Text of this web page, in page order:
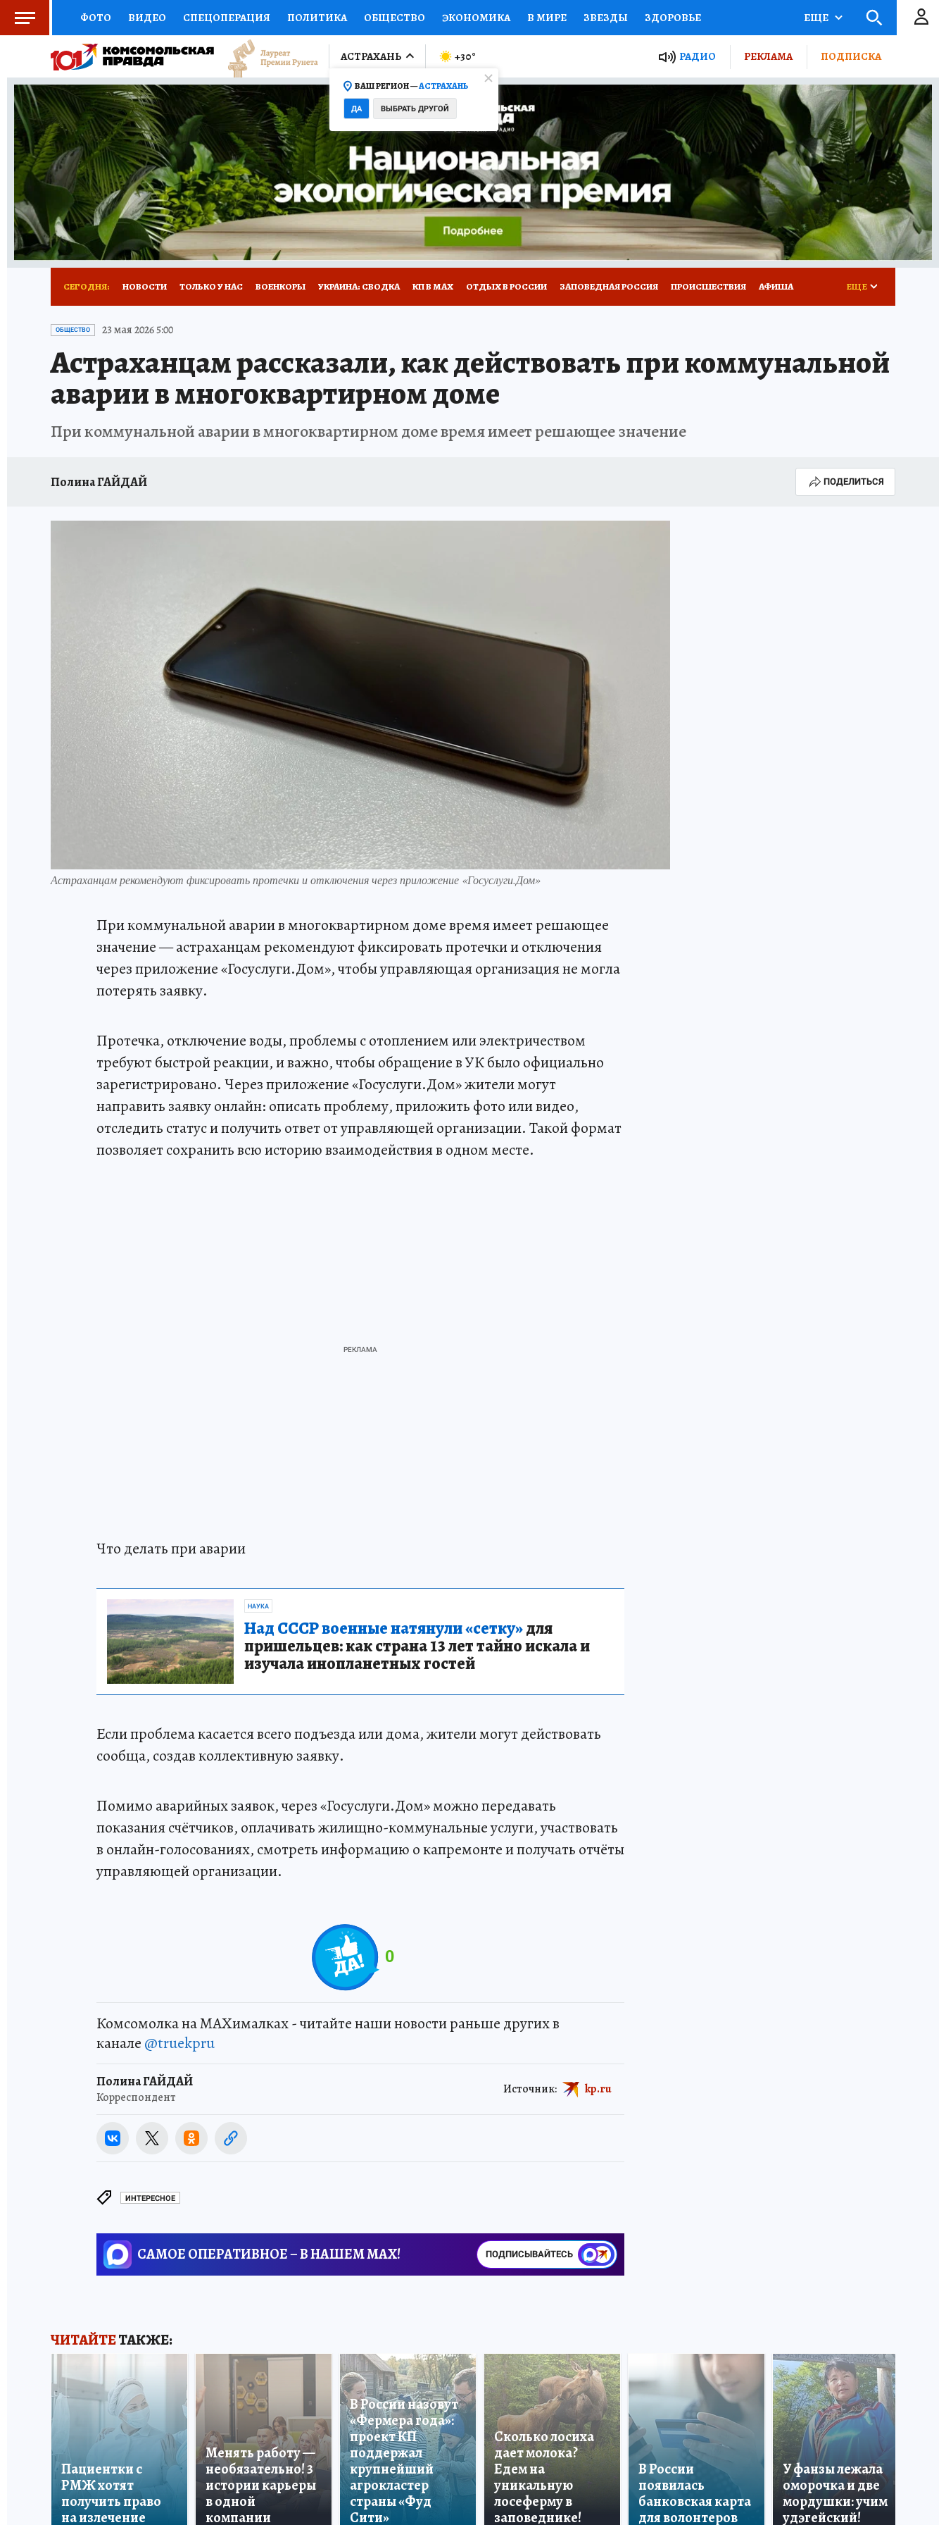
ФОТО ВИДЕО СПЕЦОПЕРАЦИЯ ПОЛИТИКА ОБЩЕСТВО ЭКОНОМИКА В МИРЕ ЗВЕЗДЫ ЗДОРОВЬЕ
СОЦПОДДЕРЖКА НАУКА СПОРТ КОЛУМНИСТЫ ПРОИСШЕСТВИЯ НАЦИОНАЛЬНЫЕ ПРОЕКТЫ РОССИИ
ВЫБОР ЭКСПЕРТОВ ДОКТОР ФИНАНСЫ ОТКРЫВАЕМ МИР Я ЗНАЮ СЕМЬЯ ЖЕНСКИЕ СЕКРЕТЫ ПУТЕВОДИТЕЛЬ
КНИЖНАЯ ПОЛКА ПРОГНОЗЫ НА СПОРТ ПРОМОКОДЫ СЕРИАЛЫ СПЕЦПРОЕКТЫ ДЕФИЦИТ ЖЕЛЕЗА ТУРИЗМ
ПРЕСС-ЦЕНТР НЕДВИЖИМОСТЬ ТЕЛЕВИЗОР КОЛЛЕКЦИИ КОНКУРСЫ РАБОТА У НАС ГИД ПОТРЕБИТЕЛЯ ВСЕ О КП
РАДИО КП РЕКЛАМА ТЕСТЫ НОВОЕ НА САЙТЕ
ЕЩЕ
АСТРАХАНЬ
ВАШ РЕГИОН —АСТРАХАНЬ
ДА ВЫБРАТЬ ДРУГОЙ
+30° РАДИО РЕКЛАМА ПОДПИСКА
СЕГОДНЯ: НОВОСТИ ТОЛЬКО У НАС ВОЕНКОРЫ УКРАИНА: СВОДКА КП В МАХ ОТДЫХ В РОССИИ ЗАПОВЕДНАЯ РОССИЯ ПРОИСШЕСТВИЯ АФИША
ИСПЫТАНО НА СЕБЕ
ЕЩЕ
ОБЩЕСТВО 23 мая 2026 5:00
Астраханцам рассказали, как действовать при коммунальной
аварии в многоквартирном доме
При коммунальной аварии в многоквартирном доме время имеет решающее значение
Полина ГАЙДАЙ ПОДЕЛИТЬСЯ
Астраханцам рекомендуют фиксировать протечки и отключения через приложение «Госуслуги.Дом»
При коммунальной аварии в многоквартирном доме время имеет решающее
значение — астраханцам рекомендуют фиксировать протечки и отключения
через приложение «Госуслуги.Дом», чтобы управляющая организация не могла
потерять заявку.
Протечка, отключение воды, проблемы с отоплением или электричеством
требуют быстрой реакции, и важно, чтобы обращение в УК было официально
зарегистрировано. Через приложение «Госуслуги.Дом» жители могут
направить заявку онлайн: описать проблему, приложить фото или видео,
отследить статус и получить ответ от управляющей организации. Такой формат
позволяет сохранить всю историю взаимодействия в одном месте.
Что делать при аварии
НАУКА
Над СССР военные натянули «сетку»для
пришельцев: как страна 13 лет тайно искала и
изучала инопланетных гостей
Если проблема касается всего подъезда или дома, жители могут действовать
сообща, создав коллективную заявку.
Помимо аварийных заявок, через «Госуслуги.Дом» можно передавать
показания счётчиков, оплачивать жилищно-коммунальные услуги, участвовать
в онлайн-голосованиях, смотреть информацию о капремонте и получать отчёты
управляющей организации.
0
Комсомолка на MAXималках - читайте наши новости раньше других в
канале @truekpru
Полина ГАЙДАЙ
Корреспондент
Источник: kp.ru
ИНТЕРЕСНОЕ
САМОЕ ОПЕРАТИВНОЕ – В НАШЕМ MAX! ПОДПИСЫВАЙТЕСЬ
ЧИТАЙТЕТАКЖЕ:
Пациентки с
РМЖ хотят
получить право
на излечение
Менять работу —
необязательно! 3
истории карьеры
в одной
компании
В России назовут
«Фермера года»:
проект КП
поддержал
крупнейший
агрокластер
страны «Фуд
Сити»
Сколько лосиха
дает молока?
Едем на
уникальную
лосеферму в
заповеднике!
В России
появилась
банковская карта
для волонтеров
У фанзы лежала
оморочка и две
мордушки: учим
удэгейский!